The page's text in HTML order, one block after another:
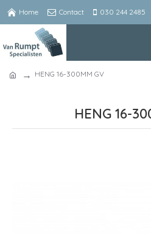
Home Contact 030 244 2485
HENG 16-300MM GV
HENG 16-